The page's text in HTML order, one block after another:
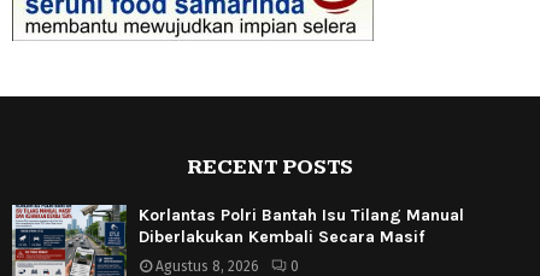
RECENT POSTS
Korlantas Polri Bantah Isu Tilang Manual
Diberlakukan Kembali Secara Masif
Agustus 8, 2026 0